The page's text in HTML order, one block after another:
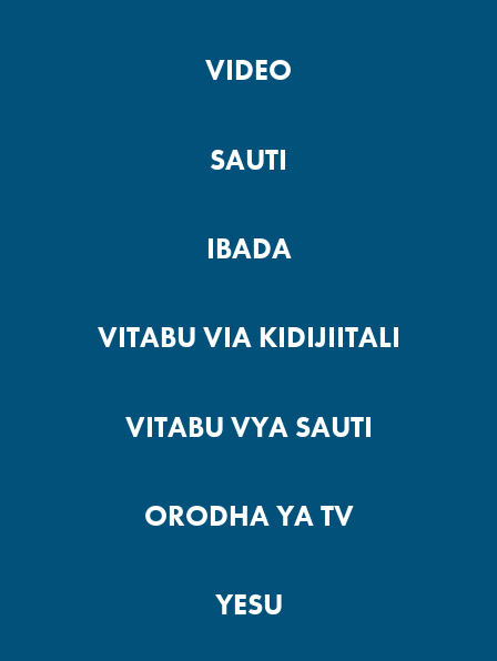
VIDEO
SAUTI
IBADA
VITABU VIA KIDIJIITALI
VITABU VYA SAUTI
ORODHA YA TV
YESU